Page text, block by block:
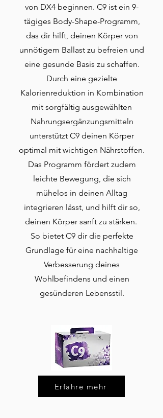
von DX4 beginnen. C9 ist ein 9-
tägiges Body-Shape-Programm,
das dir hilft, deinen Körper von
unnötigem Ballast zu befreien und
eine gesunde Basis zu schaffen.
Durch eine gezielte
Kalorienreduktion in Kombination
mit sorgfältig ausgewählten
Nahrungsergänzungsmitteln
unterstützt C9 deinen Körper
optimal mit wichtigen Nährstoffen.
Das Programm fördert zudem
leichte Bewegung, die sich
mühelos in deinen Alltag
integrieren lässt, und hilft dir so,
deinen Körper sanft zu stärken.
So bietet C9 dir die perfekte
Grundlage für eine nachhaltige
Verbesserung deines
Wohlbefindens und einen
gesünderen Lebensstil.
Erfahre mehr